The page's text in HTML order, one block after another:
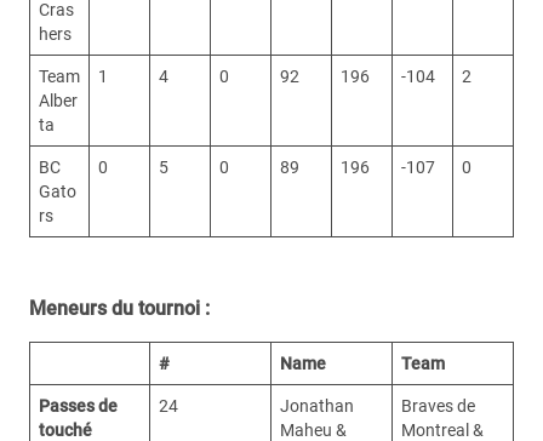
Cras
hers
Team
Alber
ta
1 4 0 92 196 -104 2
BC
Gato
rs
0 5 0 89 196 -107 0
Meneurs du tournoi :
# Name Team
Passes de
touché
24
Jonathan
Maheu &
Braves de
Montreal &